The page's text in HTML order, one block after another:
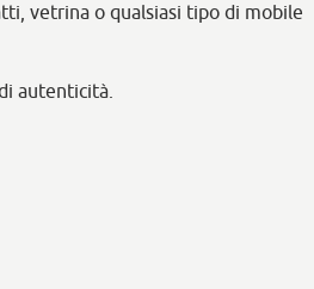
vetrina o qualsiasi tipo di mobile
autenticità.